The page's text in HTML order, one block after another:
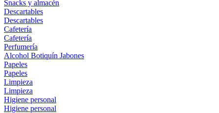
Snacks y almacén
Descartables
Descartables
Cafetería
Cafetería
Perfumería
Alcohol Botiquín Jabones
Papeles
Papeles
Limpieza
Limpieza
Higiene personal
Higiene personal